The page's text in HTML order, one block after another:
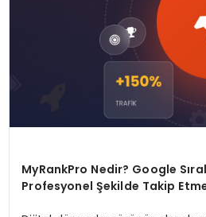
MyRankPro Nedir? Google
Profesyonel Şekilde Takip